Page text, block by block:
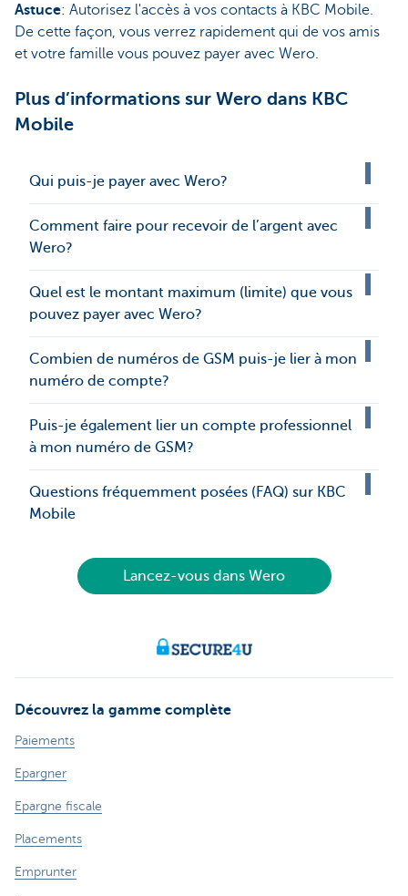
Astuce: Autorisez l'accès à vos contacts à KBC Mobile.
De cette façon, vous verrez rapidement qui de vos amis
et votre famille vous pouvez payer avec Wero.
Plus d’informations sur Wero dans KBC
Mobile
Qui puis-je payer avec Wero?
Comment faire pour recevoir de l’argent avec
Wero?
Quel est le montant maximum (limite) que vous
pouvez payer avec Wero?
Combien de numéros de GSM puis-je lier à mon
numéro de compte?
Puis-je également lier un compte professionnel
à mon numéro de GSM?
Questions fréquemment posées (FAQ) sur KBC
Mobile
Lancez-vous dans Wero
Découvrez la gamme complète
Paiements
Epargner
Epargne fiscale
Placements
Emprunter